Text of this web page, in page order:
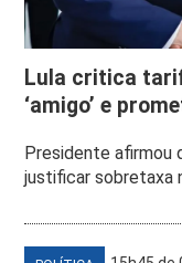
Lula critica
‘amigo’ e
Presidente afirmou
justificar sobretaxa